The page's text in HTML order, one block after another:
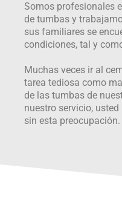
Somos profesionales
de tumbas y
sus familiares se
condiciones, tal y
Muchas veces ir al
tarea tediosa como
de las tumbas de
nuestro servicio,
sin esta preocupación.